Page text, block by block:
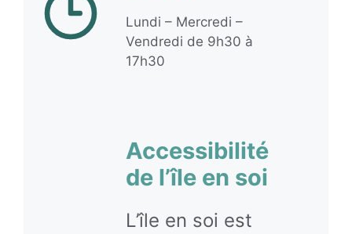
Lundi – Mercredi –
Vendredi de 9h30 à
17h30
Accessibilité
de l’île en soi
L’île en soi est